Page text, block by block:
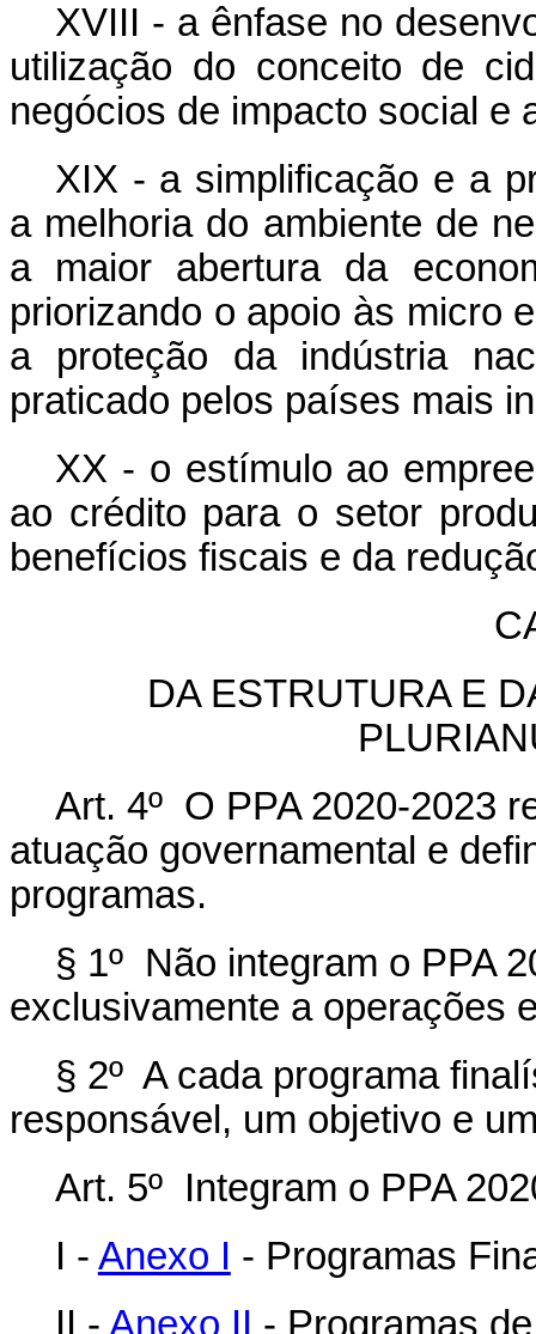
XVIII - a ênfase no
utilização do conceito de
negócios de impacto social e
XIX - a simplificação e a
a melhoria do ambiente de
a maior abertura da
priorizando o apoio às micro
a proteção da indústria
praticado pelos países mais
XX - o estímulo ao
ao crédito para o setor
benefícios fiscais e da
DA ESTRUTURA E
Art. 4º O PPA 2020-2023
atuação governamental e
programas.
§ 1º Não integram o PPA
exclusivamente a operações
§ 2º A cada programa
responsável, um objetivo e
Art. 5º Integram o PPA
I - Anexo I - Programas
II - Anexo II - Programas